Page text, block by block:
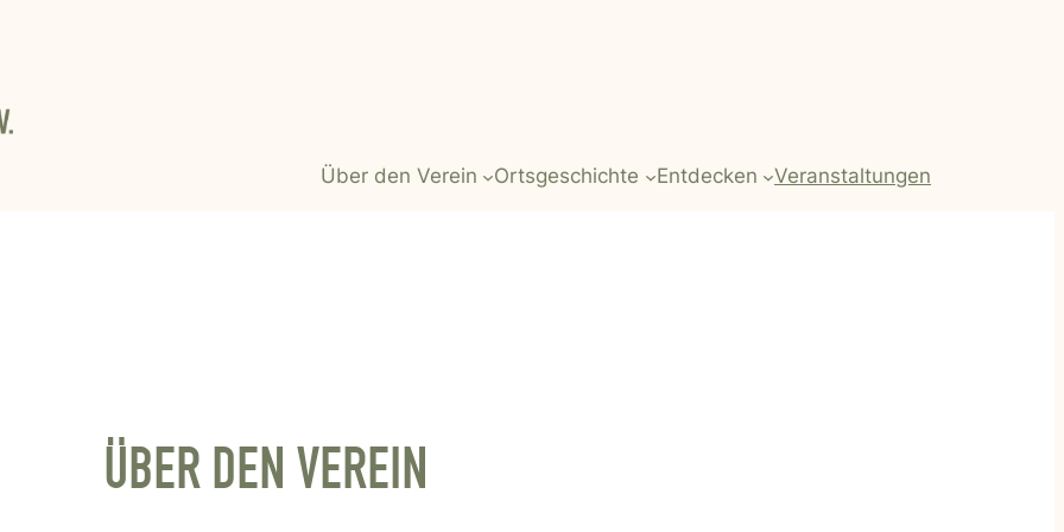
Über den Verein Ortsgeschichte Entdecken Veranstaltungen
ÜBER DEN VEREIN